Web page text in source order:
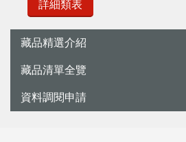
詳細類表
藏品精選介紹
藏品清單全覽
資料調閱申請